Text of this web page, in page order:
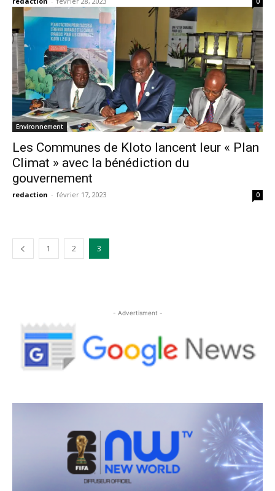
Environnement
Les Communes de Kloto lancent leur « Plan
Climat » avec la bénédiction du
gouvernement
redaction - février 17, 2023 0
1 2 3
- Advertisment -